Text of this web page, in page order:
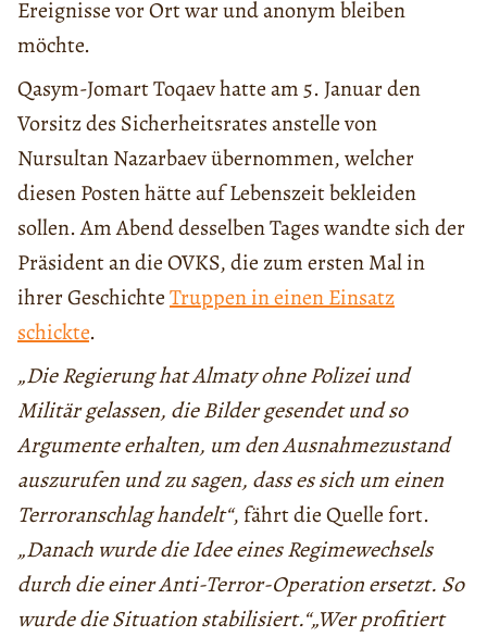
Ereignisse vor Ort war und anonym bleiben
möchte.
Qasym-Jomart Toqaev hatte am 5. Januar den
Vorsitz des Sicherheitsrates anstelle von
Nursultan Nazarbaev übernommen, welcher
diesen Posten hätte auf Lebenszeit bekleiden
sollen. Am Abend desselben Tages wandte sich der
Präsident an die OVKS, die zum ersten Mal in
ihrer GeschichteTruppen in einen Einsatz
schickte.
„Die Regierung hat Almaty ohne Polizei und
Militär gelassen, die Bilder gesendet und so
Argumente erhalten, um den Ausnahmezustand
auszurufen und zu sagen, dass es sich um einen
Terroranschlag handelt“, fährt die Quelle fort.
„Danach wurde die Idee eines Regimewechsels
durch die einer Anti-Terror-Operation ersetzt. So
wurde die Situation stabilisiert.“„Wer profitiert